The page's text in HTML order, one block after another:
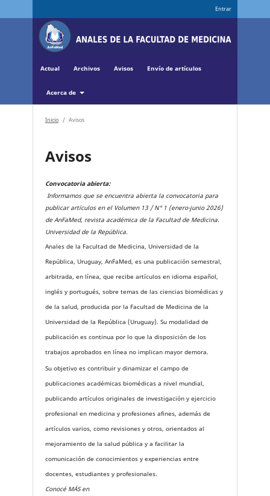
Actual Archivos Avisos Envío de artículos
Acerca de
Entrar
Inicio / Avisos
Avisos
Convocatoria abierta:
Informamos que se encuentra abierta la convocatoria para
publicar artículos en el Volumen 13 / N° 1 (enero-junio 2026)
de AnFaMed, revista académica de la Facultad de Medicina.
Universidad de la República.
Anales de la Facultad de Medicina, Universidad de la
República, Uruguay, AnFaMed, es una publicación semestral,
arbitrada, en línea, que recibe artículos en idioma español,
inglés y portugués, sobre temas de las ciencias biomédicas y
de la salud, producida por la Facultad de Medicina de la
Universidad de la República (Uruguay). Su modalidad de
publicación es continua por lo que la disposición de los
trabajos aprobados en línea no implican mayor demora.
Su objetivo es contribuir y dinamizar el campo de
publicaciones académicas biomédicas a nivel mundial,
publicando artículos originales de investigación y ejercicio
profesional en medicina y profesiones afines, además de
artículos varios, como revisiones y otros, orientados al
mejoramiento de la salud pública y a facilitar la
comunicación de conocimientos y experiencias entre
docentes, estudiantes y profesionales.
Conocé MÁS en